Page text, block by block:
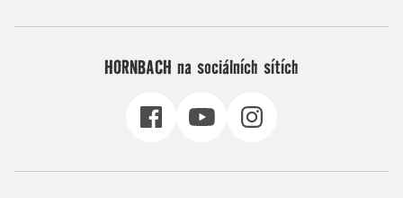
HORNBACH na sociálních sítích